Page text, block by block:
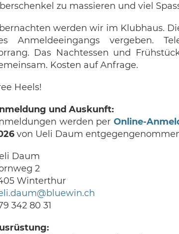
zu massieren und viel
werden wir im Klubhaus.
Anmeldeeingangs vergeben.
Das Nachtessen und
Kosten auf Anfrage.
Heels!
und Auskunft:
werden per Online-
von Ueli Daum
Daum
2
Winterthur
342 80 31